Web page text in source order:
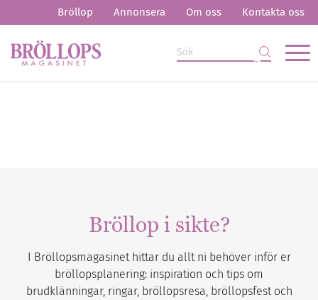
Bröllop Annonsera Om oss Kontakta oss
Bröllop i sikte?
I Bröllopsmagasinet hittar du allt ni behöver inför er
bröllopsplanering: inspiration och tips om
brudklänningar, ringar, bröllopsresa, bröllopsfest och